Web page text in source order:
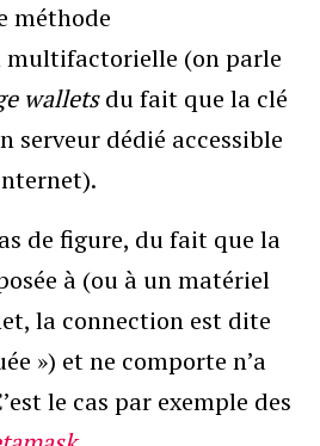
méthode
multifactorielle (on parle
walletsdu fait que la clé
serveur dédié accessible
de figure, du fait que la
à (ou à un matériel
la connection est dite
») et ne comporte n’a
le cas par exemple des